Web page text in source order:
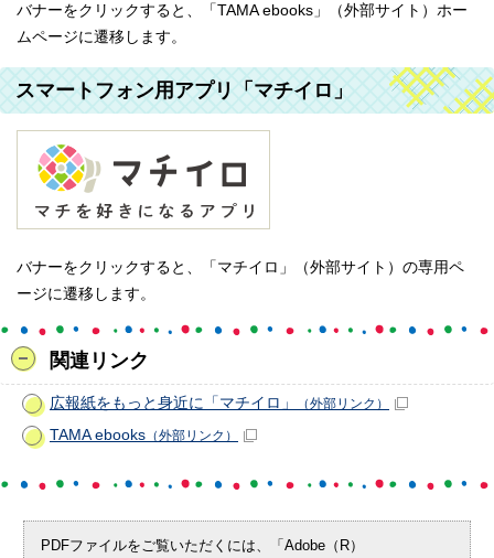
バナーをクリックすると、「TAMA ebooks」（外部サイト）ホー
ムページに遷移します。
スマートフォン用アプリ「マチイロ」
バナーをクリックすると、「マチイロ」（外部サイト）の専用ペ
ージに遷移します。
関連リンク
広報紙をもっと身近に「マチイロ」 （外部リンク）
TAMA ebooks （外部リンク）
PDFファイルをご覧いただくには、「Adobe（R）